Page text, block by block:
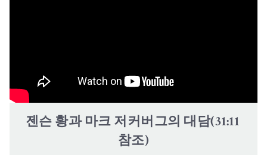
젠슨 황과 마크 저커버그의 대담(31:11
참조)